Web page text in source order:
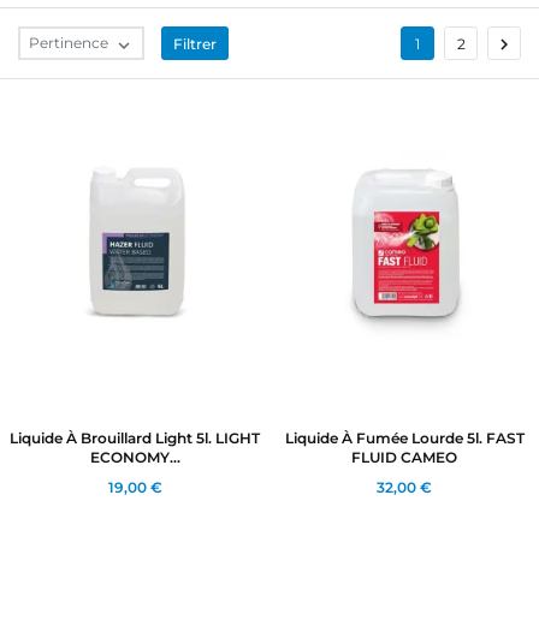
Pertinence  Filtrer 1 2 
Liquide À Brouillard Light 5l. LIGHT
ECONOMY...
19,00 €
Liquide À Fumée Lourde 5l. FAST
FLUID CAMEO
32,00 €